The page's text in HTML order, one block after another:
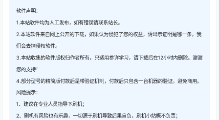
软件声明：
1.本站软件均为人工发布，如有错误请联系站长。
2.本站软件来自网上公开的下载，如果认为侵犯了您的权益，请出示证明是哪一条，我
们会去掉侵权软件。
3.本站收集的软件版权归作者所有，只适用参详学习，请下载后在12小时内删除。谢谢
您的支持！
4.部分型号的精简版付款后是带验证机制，付款后只包含一台机器的验证。避免商用。
风险提示：
1、建议在专业人员指导下刷机；
2、刷机有风险也有乐趣，一切源于刷机导致后果自负，刷机小站概不负责；